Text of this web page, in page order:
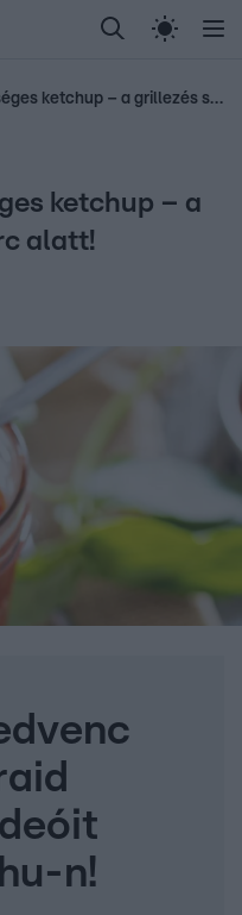
Randi Celeb vagyok,
Most Wanted Gallusz
Villámgyors egészséges ketchup – a grillezés sztárja 5 perc alatt!
ketchup – a
alatt!
n!